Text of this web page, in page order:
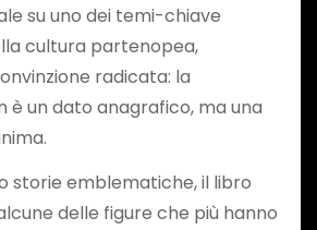
su uno dei temi-chiave
cultura partenopea,
radicata: la
è un dato anagrafico, ma una
storie emblematiche, il libro
delle figure che più hanno